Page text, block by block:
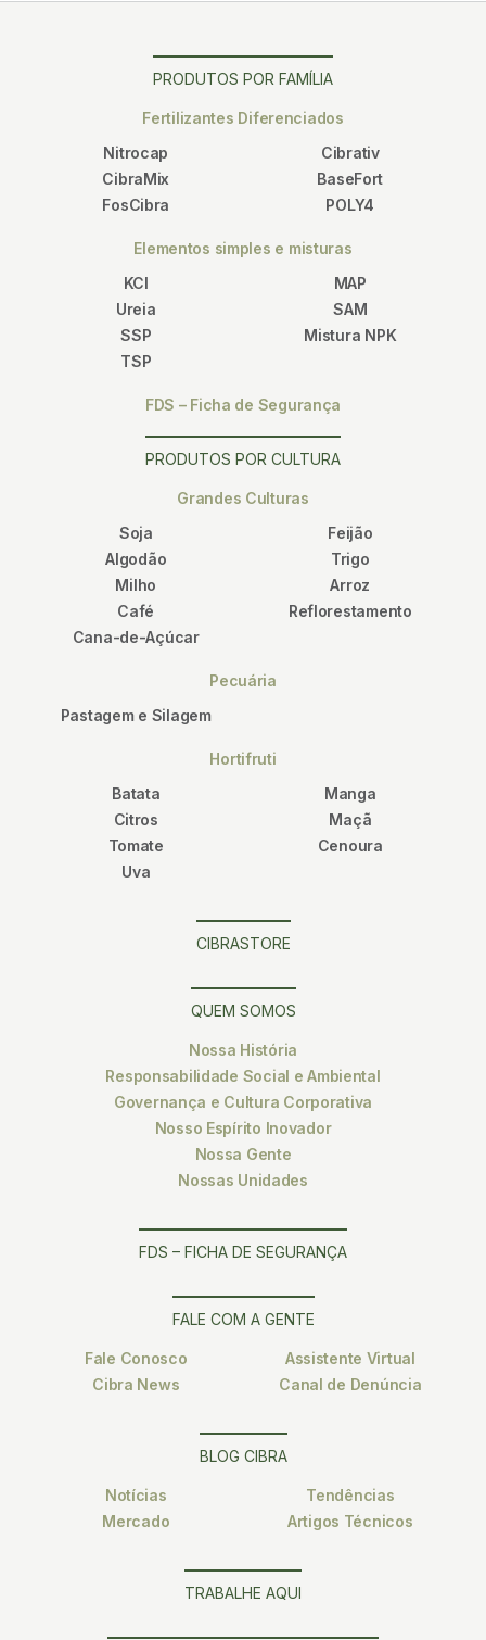
PRODUTOS POR FAMÍLIA
Fertilizantes Diferenciados
Nitrocap
CibraMix
FosCibra
Cibrativ
BaseFort
POLY4
Elementos simples e misturas
KCl
Ureia
SSP
TSP
MAP
SAM
Mistura NPK
FDS – Ficha de Segurança
PRODUTOS POR CULTURA
Grandes Culturas
Soja
Algodão
Milho
Café
Cana-de-Açúcar
Feijão
Trigo
Arroz
Reflorestamento
Pecuária
Pastagem e Silagem
Hortifruti
Batata
Citros
Tomate
Uva
Manga
Maçã
Cenoura
CIBRASTORE
QUEM SOMOS
Nossa História
Responsabilidade Social e Ambiental
Governança e Cultura Corporativa
Nosso Espírito Inovador
Nossa Gente
Nossas Unidades
FDS – FICHA DE SEGURANÇA
FALE COM A GENTE
Fale Conosco
Cibra News
Assistente Virtual
Canal de Denúncia
BLOG CIBRA
Notícias
Mercado
Tendências
Artigos Técnicos
TRABALHE AQUI